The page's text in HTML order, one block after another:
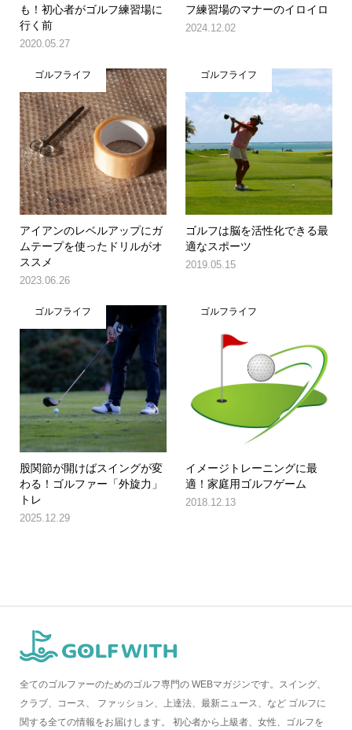
も！初心者がゴルフ練習場に
行く前
2020.05.27
フ練習場のマナーのイロイロ
2024.12.02
ゴルフライフ
アイアンのレベルアップにガ
ムテープを使ったドリルがオ
ススメ
2023.06.26
ゴルフライフ
ゴルフは脳を活性化できる最
適なスポーツ
2019.05.15
ゴルフライフ
股関節が開けばスイングが変
わる！ゴルファー「外旋力」
トレ
2025.12.29
ゴルフライフ
イメージトレーニングに最
適！家庭用ゴルフゲーム
2018.12.13
全てのゴルファーのためのゴルフ専門の WEBマガジンです。スイング、
クラブ、コース、 ファッション、上達法、最新ニュース、など ゴルフに
関する全ての情報をお届けします。 初心者から上級者、女性、ゴルフを